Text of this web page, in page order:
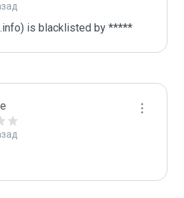
is blacklisted by *****